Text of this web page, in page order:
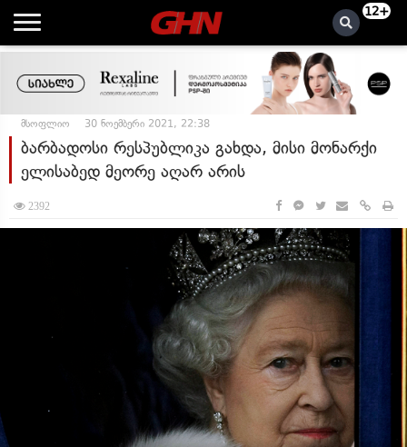
12+
მსოფლიო 30 ნოემბერი 2021, 22:38
ბარბადოსი რესპუბლიკა გახდა, მისი მონარქი
ელისაბედ მეორე აღარ არის
2392